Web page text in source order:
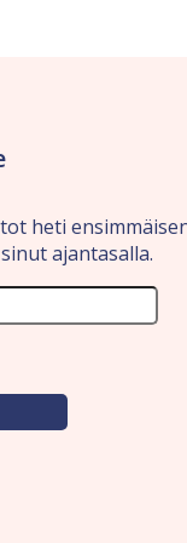
heti
ajantasalla.